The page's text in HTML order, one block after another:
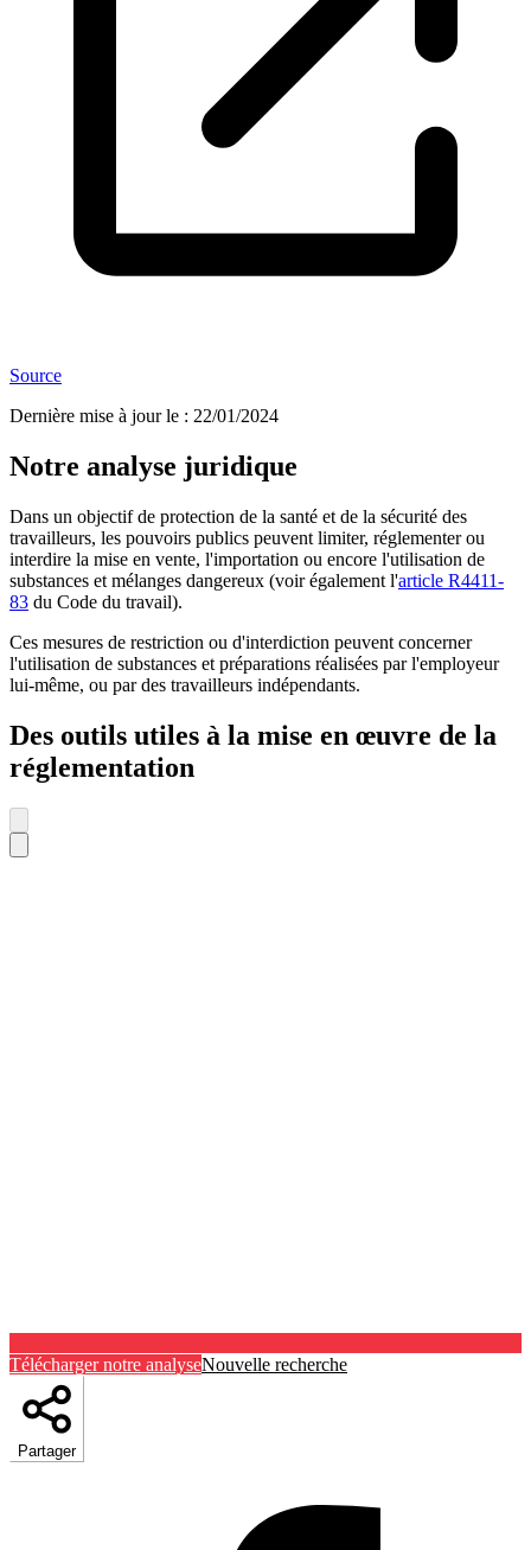
Source
Dernière mise à jour le : 22/01/2024
Notre analyse juridique
Dans un objectif de protection de la santé et de la sécurité des
travailleurs, les pouvoirs publics peuvent limiter, réglementer ou
interdire la mise en vente, l'importation ou encore l'utilisation de
substances et mélanges dangereux (voir également l'article R4411-
83 du Code du travail).
Ces mesures de restriction ou d'interdiction peuvent concerner
l'utilisation de substances et préparations réalisées par l'employeur
lui-même, ou par des travailleurs indépendants.
Des outils utiles à la mise en œuvre de la
réglementation
Télécharger notre analyseNouvelle recherche
Partager